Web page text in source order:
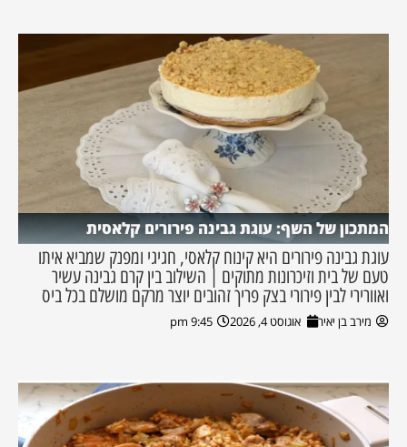
המתכון של השף: עוגת גבינה פירורים קלאסית
עוגת גבינה פירורים היא קינוח קלאסי, חגיגי ומפנק שמביא איתו
טעם של בית וזיכרונות מתוקים | השילוב בין קרם גבינה עשיר
ואוורירי לבין פירורי בצק פריך זהובים יוצר מרקם מושלם בכל ביס
מירב בן יאיר אוגוסט 4, 2026 9:45 pm